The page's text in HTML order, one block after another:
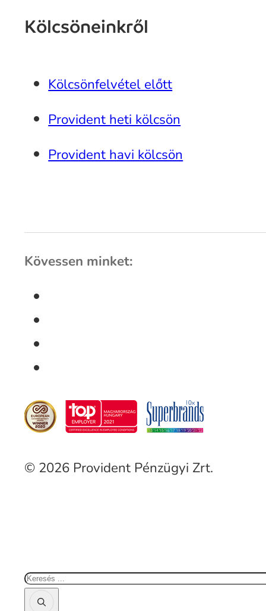
Kölcsöneinkről
Kölcsönfelvétel előtt
Provident heti kölcsön
Provident havi kölcsön
Kövessen minket:
© 2026 Provident Pénzügyi Zrt.
Keresés